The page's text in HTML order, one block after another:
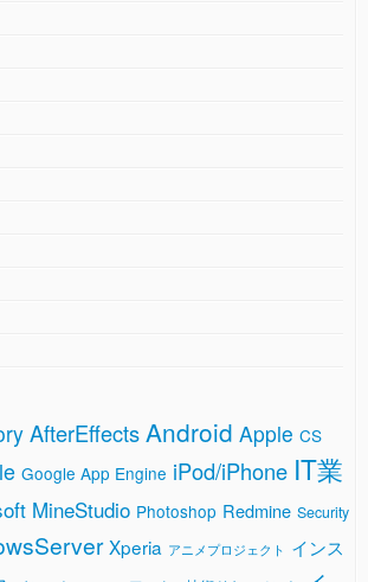
AfterEffectsAndroid Apple CS
Google App Engine iPod/iPhone IT業
MineStudio Photoshop Redmine Security
Xperia アニメプロジェクト インス